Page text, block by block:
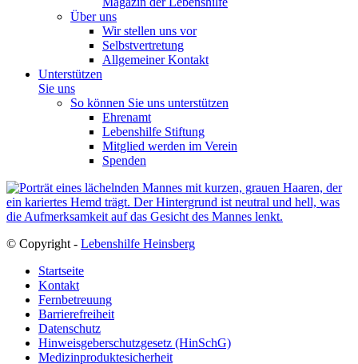
Über uns
Wir stellen uns vor
Selbstvertretung
Allgemeiner Kontakt
Unterstützen
Sie uns
So können Sie uns unterstützen
Ehrenamt
Lebenshilfe Stiftung
Mitglied werden im Verein
Spenden
© Copyright - Lebenshilfe Heinsberg
Startseite
Kontakt
Fernbetreuung
Barrierefreiheit
Datenschutz
Hinweisgeberschutzgesetz (HinSchG)
Medizinproduktesicherheit